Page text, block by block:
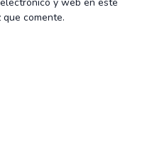
comente.